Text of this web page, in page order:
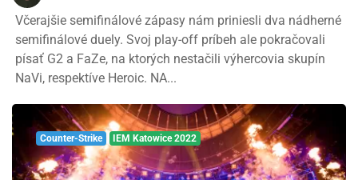
Včerajšie semifinálové zápasy nám priniesli dva nádherné
semifinálové duely. Svoj play-off príbeh ale pokračovali
písať G2 a FaZe, na ktorých nestačili výhercovia skupín
NaVi, respektíve Heroic. NA...
Counter-Strike IEM Katowice 2022